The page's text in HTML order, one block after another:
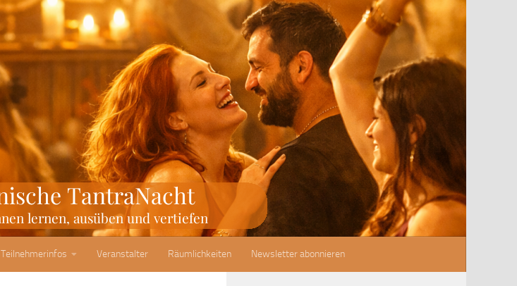
Teilnehmerinfos Veranstalter Räumlichkeiten Newsletter abonnieren